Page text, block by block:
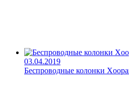
03.04.2019
Беспроводные колонки